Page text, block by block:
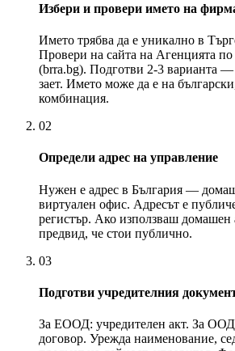
Избери и провери името на
Името трябва да е уникално в
Провери на сайта на Агенцията по
(brra.bg). Подготви 2-3 варианта —
зает. Името може да е на
комбинация.
02
Определи адрес на управление
Нужен е адрес в България —
виртуален офис. Адресът е
регистър. Ако използваш
предвид, че стои публично.
03
Подготви учредителния
За ЕООД: учредителен акт. За
договор. Урежда наименование,